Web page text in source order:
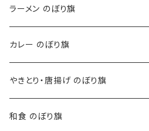
ラーメン のぼり旗
カレー のぼり旗
やきとり・唐揚げ のぼり旗
和食 のぼり旗